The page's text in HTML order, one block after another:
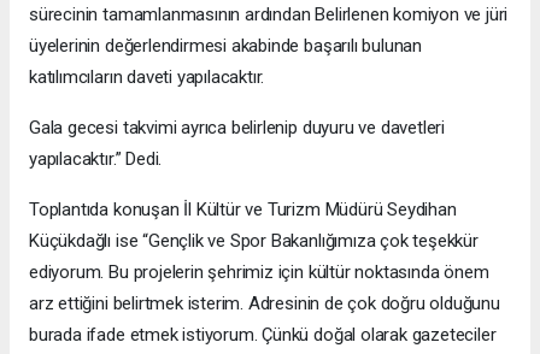
sürecinin tamamlanmasının ardından Belirlenen komiyon ve jüri
üyelerinin değerlendirmesi akabinde başarılı bulunan
katılımcıların daveti yapılacaktır.
Gala gecesi takvimi ayrıca belirlenip duyuru ve davetleri
yapılacaktır.” Dedi.
Toplantıda konuşan İl Kültür ve Turizm Müdürü Seydihan
Küçükdağlı ise “Gençlik ve Spor Bakanlığımıza çok teşekkür
ediyorum. Bu projelerin şehrimiz için kültür noktasında önem
arz ettiğini belirtmek isterim. Adresinin de çok doğru olduğunu
burada ifade etmek istiyorum. Çünkü doğal olarak gazeteciler